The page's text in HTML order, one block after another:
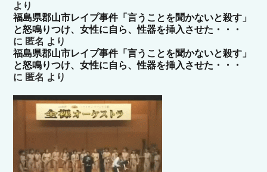
より
福島県郡山市レイプ事件「言うことを聞かないと殺す」
と怒鳴りつけ、女性に自ら、性器を挿入させた・・・
に 匿名 より
福島県郡山市レイプ事件「言うことを聞かないと殺す」
と怒鳴りつけ、女性に自ら、性器を挿入させた・・・
に 匿名 より